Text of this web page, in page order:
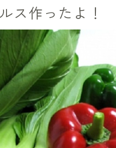
ス作ったよ！